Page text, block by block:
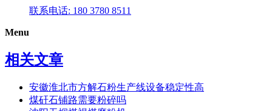
联系电话: 180 3780 8511
Menu
相关文章
安徽淮北市方解石粉生产线设备稳定性高
煤矸石铺路需要粉碎吗